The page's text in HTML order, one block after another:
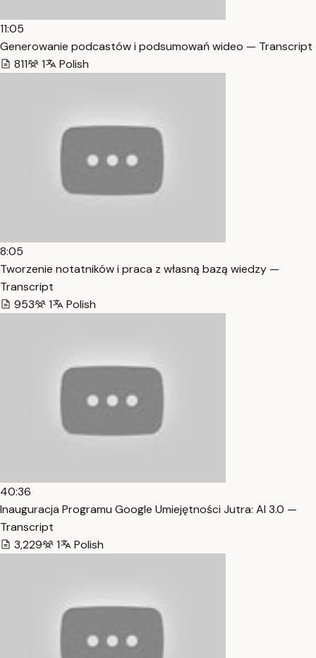
11:05
Generowanie podcastów i podsumowań wideo — Transcript
811
1 Polish
8:05
Tworzenie notatników i praca z własną bazą wiedzy —
Transcript
953
1 Polish
40:36
Inauguracja Programu Google Umiejętności Jutra: AI 3.0 —
Transcript
3,229
1 Polish